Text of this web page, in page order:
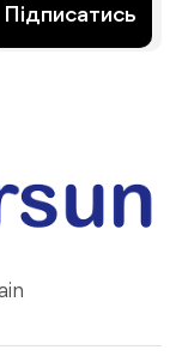
Підписатись